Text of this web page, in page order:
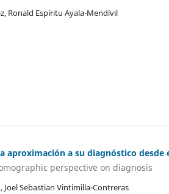
Ronald Espíritu Ayala-Mendívil
aproximación a su diagnóstico
perspective on diagnosis
Sebastian Vintimilla-Contreras